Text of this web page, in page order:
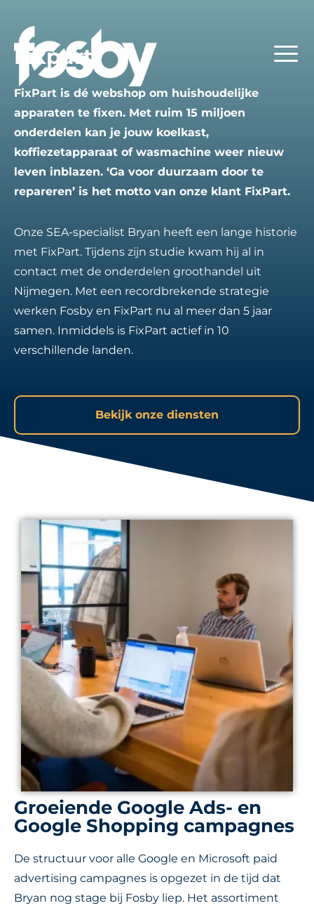
Fixpart
FixPart is dé webshop om huishoudelijke
apparaten te fixen. Met ruim 15 miljoen
onderdelen kan je jouw koelkast,
koffiezetapparaat of wasmachine weer nieuw
leven inblazen. ‘Ga voor duurzaam door te
repareren’ is het motto van onze klant FixPart.
Onze SEA-specialist Bryan heeft een lange historie
met FixPart. Tijdens zijn studie kwam hij al in
contact met de onderdelen groothandel uit
Nijmegen. Met een recordbrekende strategie
werken Fosby en FixPart nu al meer dan 5 jaar
samen. Inmiddels is FixPart actief in 10
verschillende landen.
Bekijk onze diensten
Groeiende Google Ads- en
Google Shopping campagnes
De structuur voor alle Google en Microsoft paid
advertising campagnes is opgezet in de tijd dat
Bryan nog stage bij Fosby liep. Het assortiment